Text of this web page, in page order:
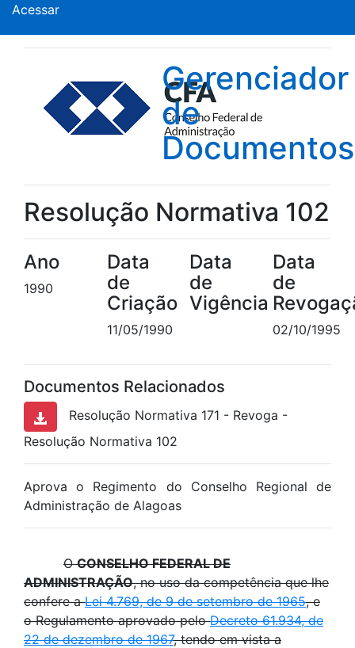
Acessar
Gerenciador
de
Documentos
Resolução Normativa 102
Ano
1990
Data
de
Criação
11/05/1990
Data
de
Vigência
Data
de
02/10/1995
Documentos Relacionados
Resolução Normativa 171 - Revoga -
Resolução Normativa 102
Aprova o Regimento do Conselho Regional de
Administração de Alagoas
OCONSELHO FEDERAL DE
ADMINISTRAÇÃO, no uso da competência que lhe
confere aLei 4.769, de 9 de setembro de 1965, e
o Regulamento aprovado peloDecreto 61.934, de
22 de dezembro de 1967, tendo em vista a